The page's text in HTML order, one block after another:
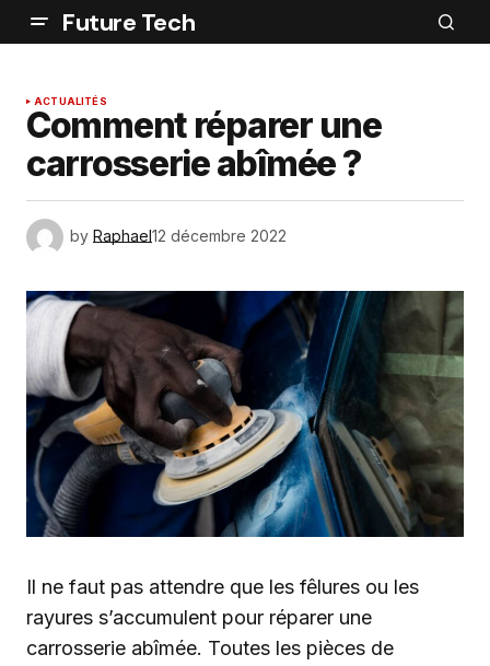
Future Tech
ACTUALITÉS
Comment réparer une
carrosserie abîmée ?
by Raphael12 décembre 2022
Il ne faut pas attendre que les fêlures ou les
rayures s’accumulent pour réparer une
carrosserie abîmée. Toutes les pièces de